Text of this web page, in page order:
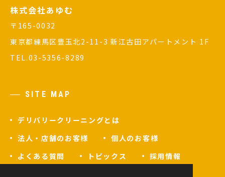
株式会社あゆむ
〒165-0032
東京都練馬区豊玉北2-11-3 新江古田アパートメント 1F
TEL.03-5356-8289
SITE MAP
デリバリークリーニングとは
法人・店舗のお客様
個人のお客様
よくある質問
トピックス
採用情報